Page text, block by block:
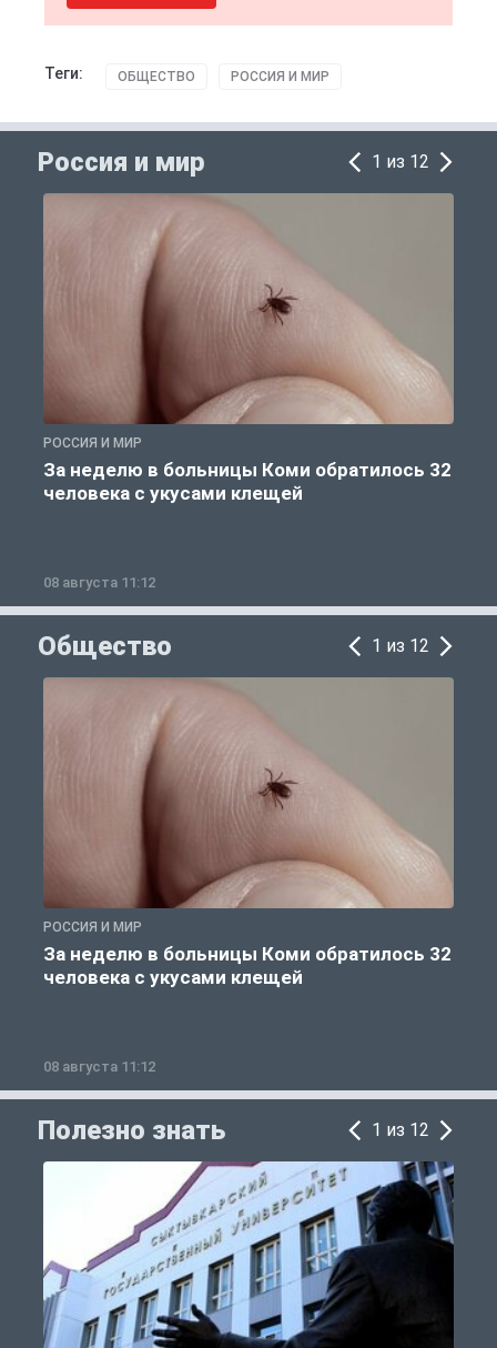
Теги: ОБЩЕСТВО РОССИЯ И МИР
Россия и мир 1 из 12
РОССИЯ И МИР
За неделю в больницы Коми обратилось 32
человека с укусами клещей
08 августа 11:12
Общество 1 из 12
РОССИЯ И МИР
За неделю в больницы Коми обратилось 32
человека с укусами клещей
08 августа 11:12
Полезно знать 1 из 12